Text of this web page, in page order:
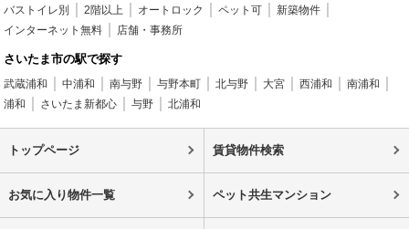
バストイレ別 2階以上 オートロック ペット可
新築物件
インターネット無料
店舗・事務所
さいたま市の駅で探す
武蔵浦和 中浦和 南与野 与野本町 北与野 大宮 西浦和
南浦和
浦和
さいたま新都心 与野 北浦和
トップページ 賃貸物件検索
お気に入り物件一覧 ペット共生マンション